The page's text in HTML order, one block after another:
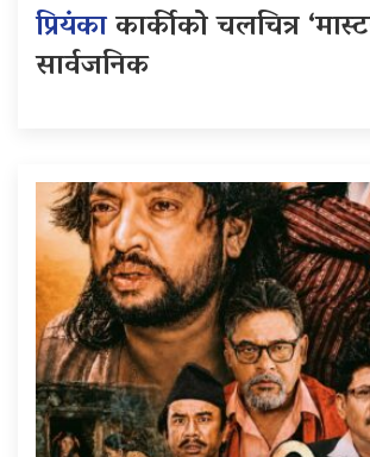
प्रियंकाकार्कीको चलचित्र
सार्वजनिक